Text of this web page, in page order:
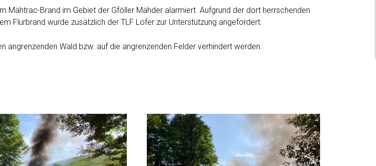
Mähtrac-Brand im Gebiet der Gföller Mähder alarmiert. Aufgrund der dort herrschenden
Flurbrand wurde zusätzlich der TLF Lofer zur Unterstützung angefordert.
angrenzenden Wald bzw. auf die angrenzenden Felder verhindert werden.